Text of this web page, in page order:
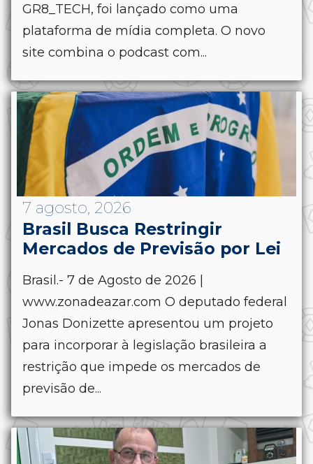
GR8_TECH, foi lançado como uma
plataforma de mídia completa. O novo
site combina o podcast com...
7 agosto, 2026
Brasil Busca Restringir
Mercados de Previsão por Lei
Brasil.- 7 de Agosto de 2026 |
www.zonadeazar.com O deputado federal
Jonas Donizette apresentou um projeto
para incorporar à legislação brasileira a
restrição que impede os mercados de
previsão de...